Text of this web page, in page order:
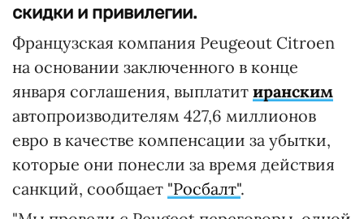
скидки и привилегии.
Французская компания Peugeout Citroen
на основании заключенного в конце
января соглашения, выплатит иранским
автопроизводителям 427,6 миллионов
евро в качестве компенсации за убытки,
которые они понесли за время действия
санкций, сообщает "Росбалт".